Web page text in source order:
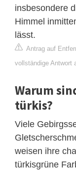
insbesondere
Himmel
lässt.
Antrag auf
vollständige Antwort
Warum
türkis?
Viele
weisen ihre
türkisgrüne